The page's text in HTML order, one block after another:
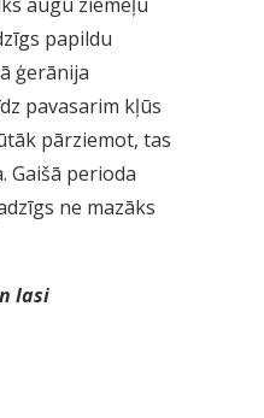
papildu
ģerānija
pavasarim kļūs
pārziemot, tas
Gaišā perioda
ne mazāks
lasi